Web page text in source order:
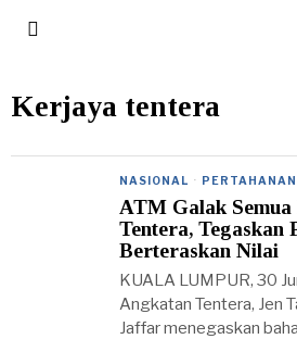
Kerjaya tentera
NASIONAL · PERTAHANAN
ATM Galak
Tentera, Tegaskan
Berteraskan Nilai
KUALA LUMPUR, 30
Angkatan Tentera, Jen
Jaffar menegaskan